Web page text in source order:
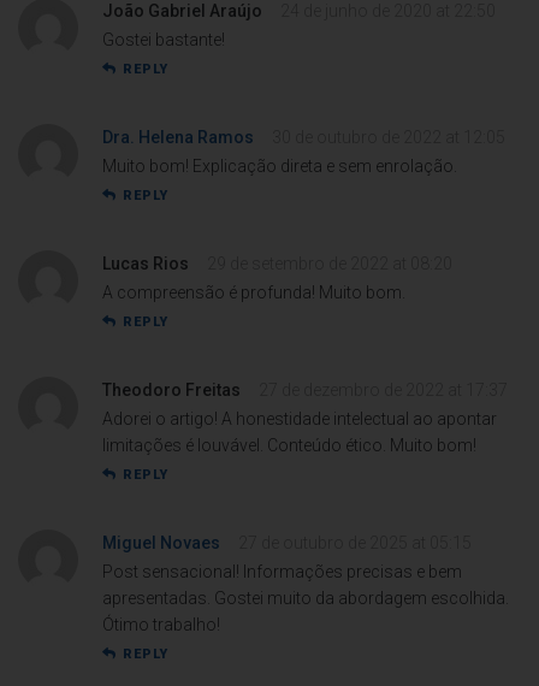
João Gabriel Araújo
Gostei bastante!
REPLY
Dra. Helena Ramos
Muito bom! Explicação direta e sem enrolação.
REPLY
Lucas Rios
A compreensão é profunda! Muito bom.
REPLY
Theodoro Freitas
Adorei o artigo! A honestidade intelectual ao apontar
limitações é louvável. Conteúdo ético. Muito bom!
REPLY
Miguel Novaes
Post sensacional! Informações precisas e bem
apresentadas. Gostei muito da abordagem escolhida.
Ótimo trabalho!
REPLY